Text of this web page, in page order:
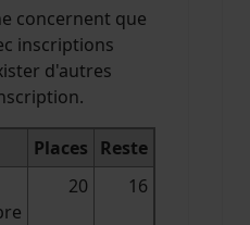
concernent que
inscriptions
d'autres
Places Reste
20 16